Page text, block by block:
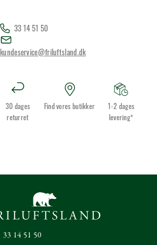
33 14 51 50
kundeservice@friluftsland.dk
30 dages
returret
Find vores butikker
1-2 dages
levering*
33 14 51 50